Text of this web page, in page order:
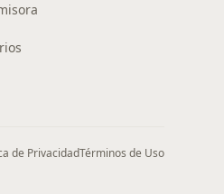
de PrivacidadTérminos de Uso